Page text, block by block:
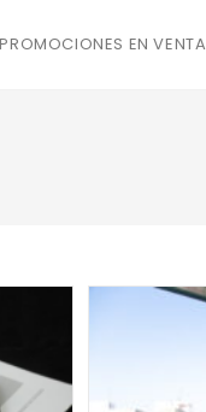
PROMOCIONES EN VENTA